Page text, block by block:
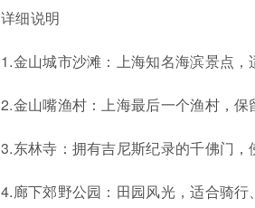
详细说明
1.金山城市沙滩：上海知名海滨景点
2.金山嘴渔村：上海最后一个渔村，保
3.东林寺：拥有吉尼斯纪录的千佛门，
4.廊下郊野公园：田园风光，适合骑行